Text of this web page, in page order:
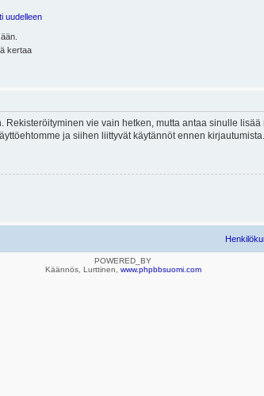
uudelleen
kertaa
vie vain hetken, mutta antaa sinulle
ja siihen liittyvät käytännöt ennen
POWERED_BY
Käännös, Lurttinen, www.phpbbsuomi.com